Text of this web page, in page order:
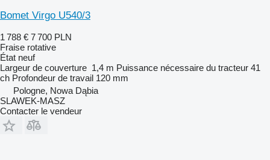
Bomet Virgo U540/3
1 788 € 7 700 PLN
Fraise rotative
État neuf
Largeur de couverture 1,4 m Puissance nécessaire du tracteur 41
ch Profondeur de travail 120 mm
Pologne, Nowa Dąbia
SLAWEK-MASZ
Contacter le vendeur